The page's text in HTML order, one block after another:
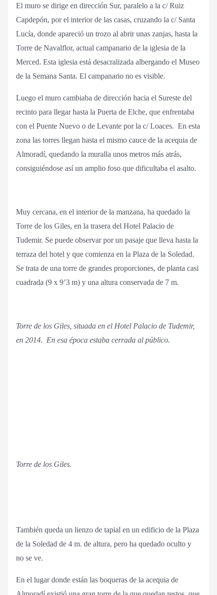
El muro se dirige en dirección Sur, paralelo a la c/ Ruiz
Capdepón, por el interior de las casas, cruzando la c/ Santa
Lucía, donde apareció un trozo al abrir unas zanjas, hasta la
Torre de Navalflor, actual campanario de la iglesia de la
Merced. Esta iglesia está desacralizada albergando el Museo
de la Semana Santa. El campanario no es visible.
Luego el muro cambiaba de dirección hacia el Sureste del
recinto para llegar hasta la Puerta de Elche, que enfrentaba
con el Puente Nuevo o de Levante por la c/ Loaces. En esta
zona las torres llegan hasta el mismo cauce de la acequia de
Almoradí, quedando la muralla unos metros más atrás,
consiguiéndose así un amplio foso que dificultaba el asalto.
Muy cercana, en el interior de la manzana, ha quedado la
Torre de los Giles, en la trasera del Hotel Palacio de
Tudemir. Se puede observar por un pasaje que lleva hasta la
terraza del hotel y que comienza en la Plaza de la Soledad.
Se trata de una torre de grandes proporciones, de planta casi
cuadrada (9 x 9’3 m) y una altura conservada de 7 m.
Torre de los Giles, situada en el Hotel Palacio de Tudemir,
en 2014. En esa época estaba cerrada al público.
Torre de los Giles.
También queda un lienzo de tapial en un edificio de la Plaza
de la Soledad de 4 m. de altura, pero ha quedado oculto y
no se ve.
En el lugar donde están las boqueras de la acequia de